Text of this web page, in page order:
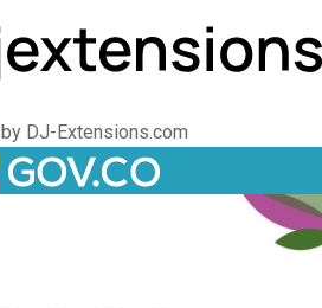
by DJ-Extensions.com